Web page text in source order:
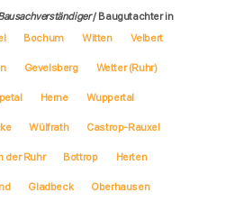
/ Baugutachter in
Bochum Witten Velbert
Gevelsberg Wetter (Ruhr)
Herne Wuppertal
Wülfrath Castrop-Rauxel
der Ruhr Bottrop Herten
Gladbeck Oberhausen